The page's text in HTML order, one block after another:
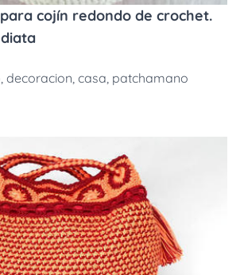
cojín redondo de crochet.
, decoracion, casa, patchamano